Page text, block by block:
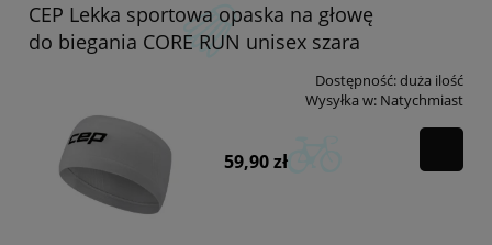
CEP Lekka sportowa opaska na głowę
do biegania CORE RUN unisex szara
Dostępność:duża ilość
Wysyłka w: Natychmiast
59,90 zł